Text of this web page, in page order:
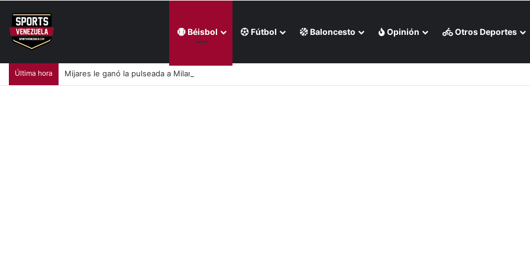
Béisbol Fútbol Baloncesto Opinión Otros Deportes
Última hora Mijares le ganó la pulseada a Milano en la jornada de la liga chilena